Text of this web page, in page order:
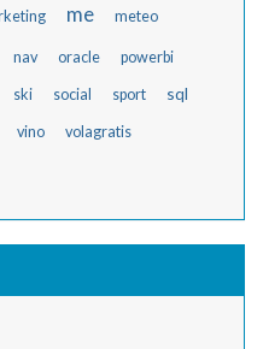
me meteo
nav oracle powerbi
ski social sport sql
vino volagratis